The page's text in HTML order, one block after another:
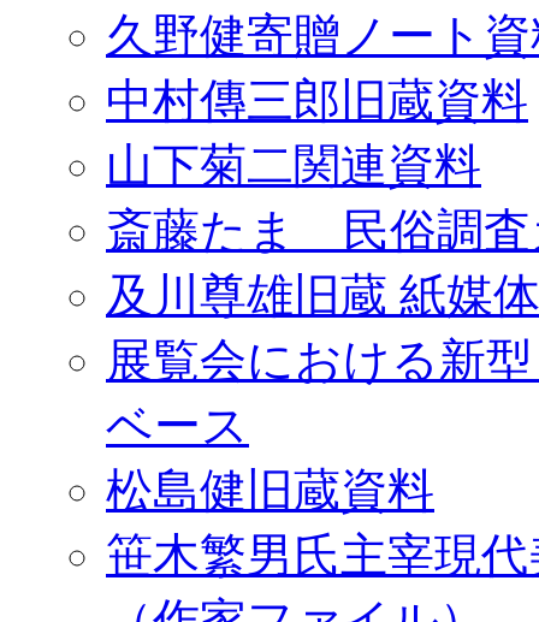
久野健寄贈ノート
中村傳三郎旧蔵資料
山下菊二関連資料
斎藤たま 民俗調査
及川尊雄旧蔵 紙媒
展覧会における新
ベース
松島健旧蔵資料
笹木繁男氏主宰現